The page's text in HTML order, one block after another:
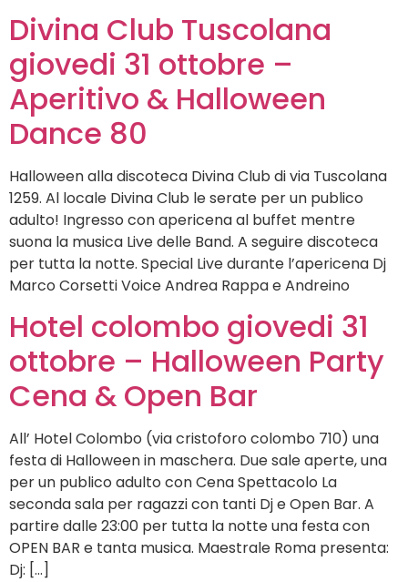
Divina Club Tuscolana
giovedi 31 ottobre –
Aperitivo & Halloween
Dance 80
Halloween alla discoteca Divina Club di via Tuscolana
1259. Al locale Divina Club le serate per un publico
adulto! Ingresso con apericena al buffet mentre
suona la musica Live delle Band. A seguire discoteca
per tutta la notte. Special Live durante l’apericena Dj
Marco Corsetti Voice Andrea Rappa e Andreino
Hotel colombo giovedi 31
ottobre – Halloween Party
Cena & Open Bar
All’ Hotel Colombo (via cristoforo colombo 710) una
festa di Halloween in maschera. Due sale aperte, una
per un publico adulto con Cena Spettacolo La
seconda sala per ragazzi con tanti Dj e Open Bar. A
partire dalle 23:00 per tutta la notte una festa con
OPEN BAR e tanta musica. Maestrale Roma presenta:
Dj: […]